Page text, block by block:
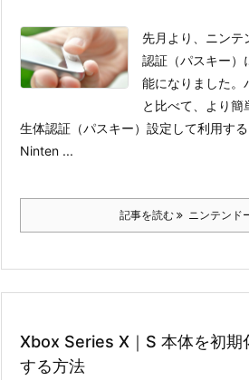
先月より、ニンテ
認証（パスキー）
能になりました。
と比べて、より簡
生体認証（パスキー）設定して利用する
Ninten ...
記事を読む ニンテンド
Xbox Series X｜S 本体を初期
する方法